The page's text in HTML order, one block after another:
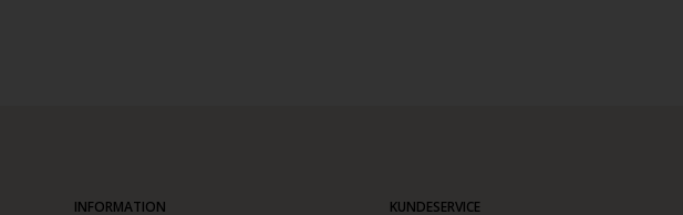
INFORMATION KUNDESERVICE